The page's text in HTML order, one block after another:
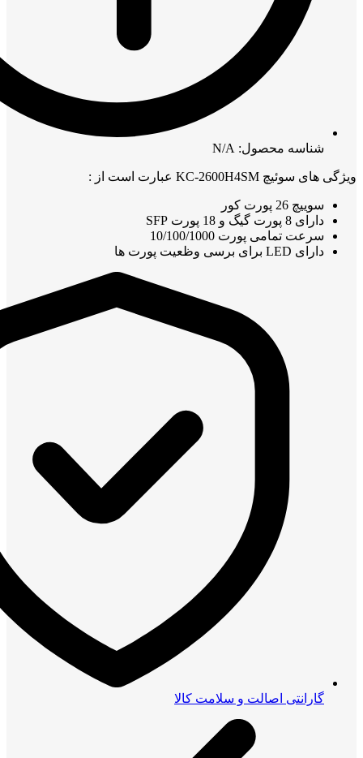
شناسه محصول: N/A
ویژگی های سوئیچ KC-2600H4SM عبارت است از :
سوییچ 26 پورت کور
دارای 8 پورت گیگ و 18 پورت SFP
سرعت تمامی پورت 10/100/1000
دارای LED برای برسی وظعیت پورت ها
گارانتی اصالت و سلامت کالا